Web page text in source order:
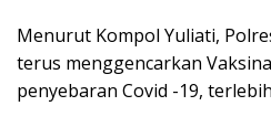
Menurut Kompol Yuliati,
terus menggencarkan
penyebaran Covid -19,